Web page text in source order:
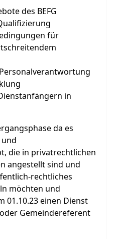
des BEFG
für
in
da es
die in privatrechtlichen
angestellt sind und
rechtliches
möchten und
01.10.23 einen Dienst
Gemeindereferent